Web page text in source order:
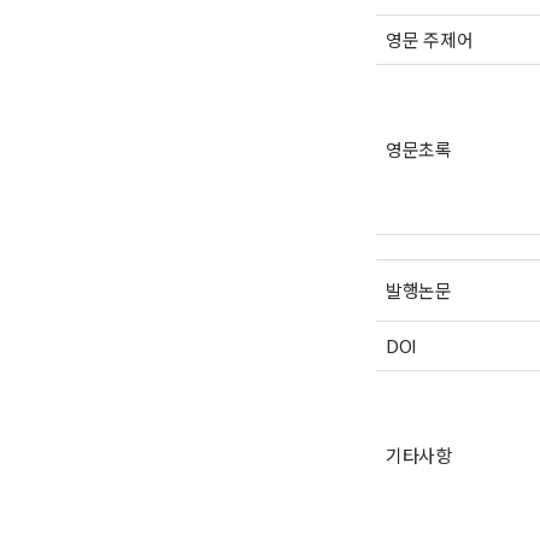
영문 주제어
영문초록
발행논문
DOI
기타사항